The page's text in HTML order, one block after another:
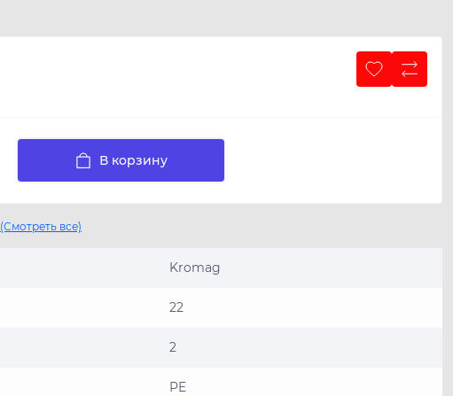
В корзину
(Смотреть все)
Kromag
22
2
PE